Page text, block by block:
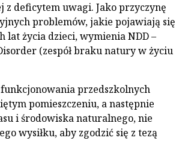
z deficytem uwagi. Jako przyczynę
problemów, jakie pojawiają się
lat życia dzieci, wymienia NDD –
(zespół braku natury w życiu
przedszkolnych
pomieszczeniu, a następnie
i środowiska naturalnego, nie
wysiłku, aby zgodzić się z tezą